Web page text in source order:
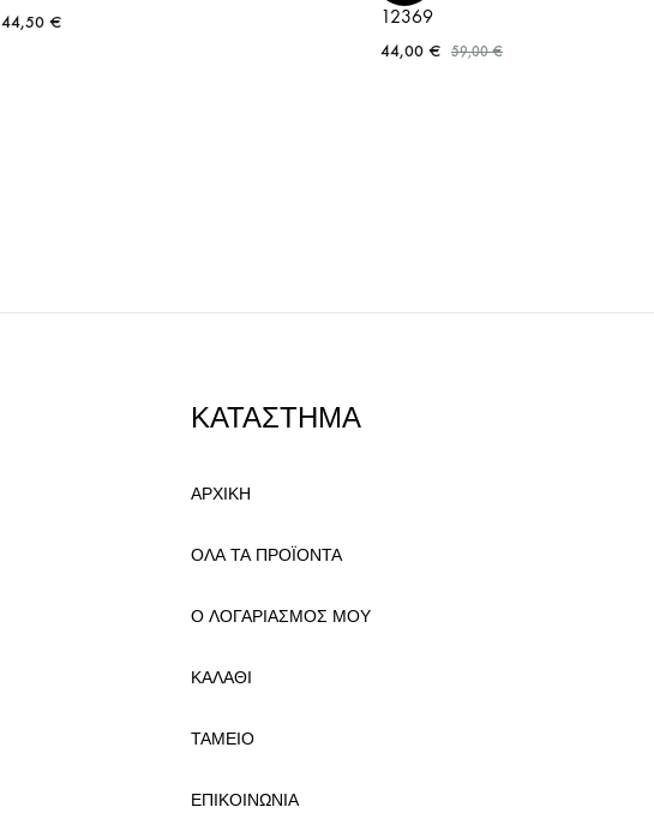
44,50 €
12369
44,00 € 59,00€
ΚΑΤΑΣΤΗΜΑ
ΑΡΧΙΚΗ
ΟΛΑ ΤΑ ΠΡΟΪΟΝΤΑ
Ο ΛΟΓΑΡΙΑΣΜΟΣ ΜΟΥ
ΚΑΛΑΘΙ
ΤΑΜΕΙΟ
ΕΠΙΚΟΙΝΩΝΙΑ